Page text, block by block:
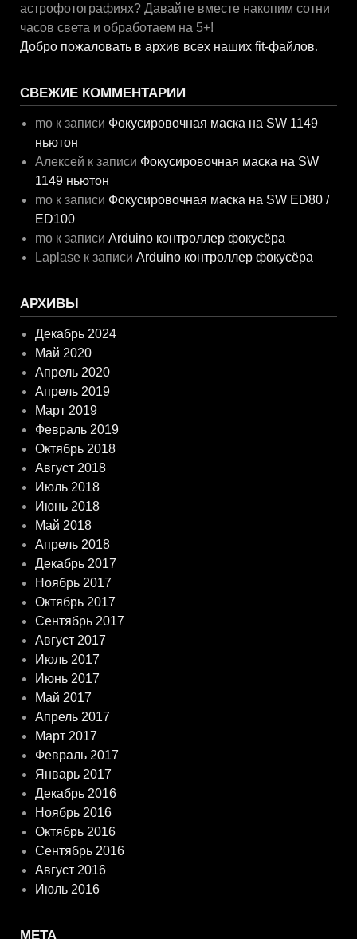
астрофотографиях? Давайте вместе накопим сотни
часов света и обработаем на 5+!
Добро пожаловать в архив всех наших fit-файлов.
СВЕЖИЕ КОММЕНТАРИИ
mo к записи Фокусировочная маска на SW 1149
ньютон
Алексей к записи Фокусировочная маска на SW
1149 ньютон
mo к записи Фокусировочная маска на SW ED80 /
ED100
mo к записиArduino контроллер фокусёра
Laplase к записиArduino контроллер фокусёра
АРХИВЫ
Декабрь 2024
Май 2020
Апрель 2020
Апрель 2019
Март 2019
Февраль 2019
Октябрь 2018
Август 2018
Июль 2018
Июнь 2018
Май 2018
Апрель 2018
Декабрь 2017
Ноябрь 2017
Октябрь 2017
Сентябрь 2017
Август 2017
Июль 2017
Июнь 2017
Май 2017
Апрель 2017
Март 2017
Февраль 2017
Январь 2017
Декабрь 2016
Ноябрь 2016
Октябрь 2016
Сентябрь 2016
Август 2016
Июль 2016
МЕТА